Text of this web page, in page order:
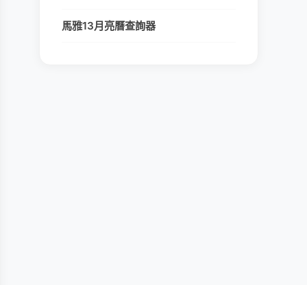
馬雅13月亮曆查詢器